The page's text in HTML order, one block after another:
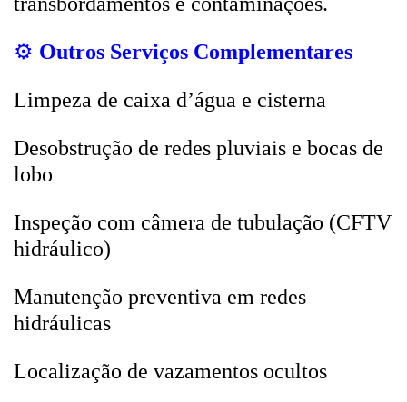
⚙️ Outros Serviços Complementares
Limpeza de caixa d’água e cisterna
Desobstrução de redes pluviais e bocas de
lobo
Inspeção com câmera de tubulação (CFTV
hidráulico)
Manutenção preventiva em redes
hidráulicas
Localização de vazamentos ocultos